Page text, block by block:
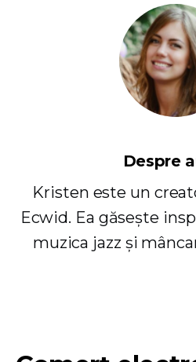
Despre
Kristen este un
Ecwid. Ea găsește
muzica jazz și